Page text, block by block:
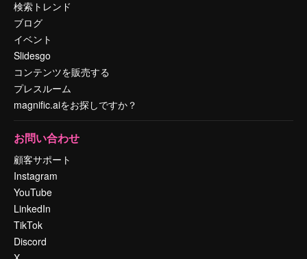
検索トレンド
ブログ
イベント
Slidesgo
コンテンツを販売する
プレスルーム
magnific.aiをお探しですか？
お問い合わせ
顧客サポート
Instagram
YouTube
LinkedIn
TikTok
Discord